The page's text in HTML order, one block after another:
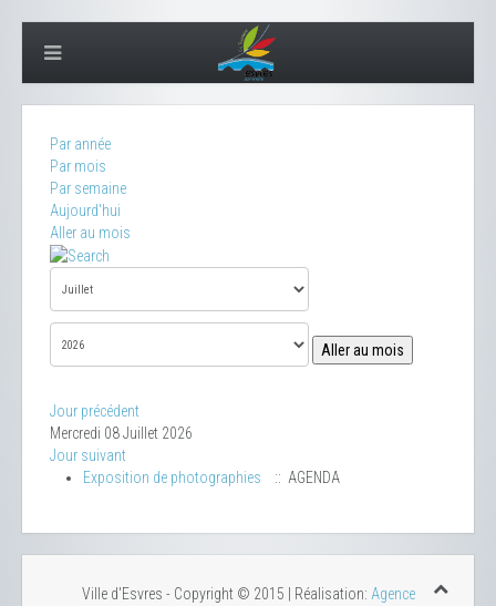
Par année
Par mois
Par semaine
Aujourd'hui
Aller au mois
Aller au mois
Jour précédent
Mercredi 08 Juillet 2026
Jour suivant
Exposition de photographies
:: AGENDA
Ville d'Esvres - Copyright © 2015 | Réalisation: Agence